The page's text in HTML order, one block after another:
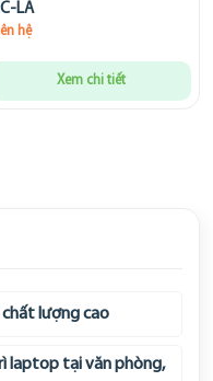
LA
hệ
Xem chi tiết
chất lượng cao
laptop tại văn phòng,